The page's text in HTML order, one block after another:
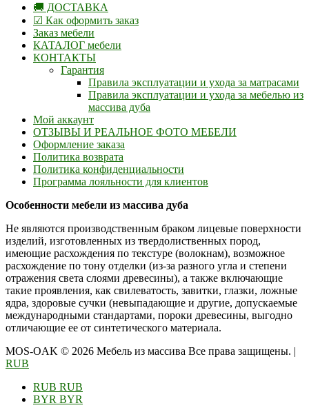
🚚 ДОСТАВКА
☑ Как оформить заказ
Заказ мебели
КАТАЛОГ мебели
КОНТАКТЫ
Гарантия
Правила эксплуатации и ухода за матрасами
Правила эксплуатации и ухода за мебелью из
массива дуба
Мой аккаунт
ОТЗЫВЫ И РЕАЛЬНОЕ ФОТО МЕБЕЛИ
Оформление заказа
Политика возврата
Политика конфиденциальности
Программа лояльности для клиентов
Особенности мебели из массива дуба
Не являются производственным браком лицевые поверхности
изделий, изготовленных из твердолиственных пород,
имеющие расхождения по текстуре (волокнам), возможное
расхождение по тону отделки (из-за разного угла и степени
отражения света слоями древесины), а также включающие
такие проявления, как свилеватость, завитки, глазки, ложные
ядра, здоровые сучки (невыпадающие и другие, допускаемые
международными стандартами, пороки древесины, выгодно
отличающие ее от синтетического материала.
MOS-OAK © 2026 Мебель из массива Все права защищены. |
RUB
RUB RUB
BYR BYR